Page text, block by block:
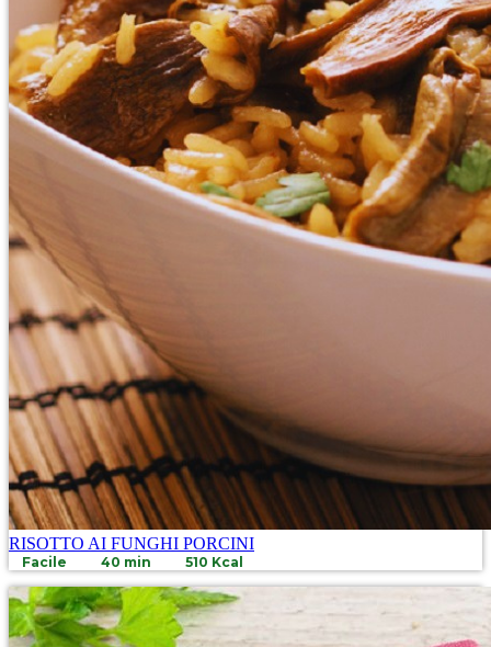
RISOTTO AI FUNGHI PORCINI
Facile 40 min 510 Kcal